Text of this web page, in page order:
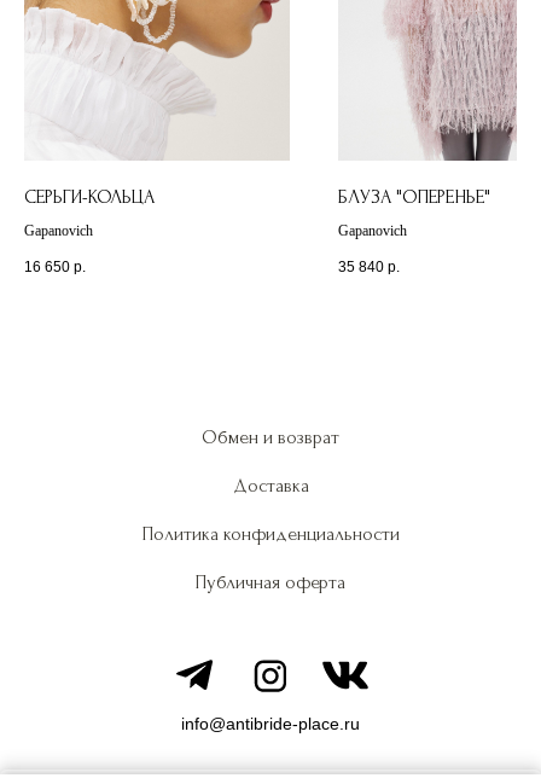
СЕРЬГИ-КОЛЬЦА
Gapanovich
16 650 р.
БЛУЗА "ОПЕРЕНЬЕ"
Gapanovich
35 840 р.
Обмен и возврат
Доставка
Политика конфиденциальности
Публичная оферта
info@antibride-place.ru